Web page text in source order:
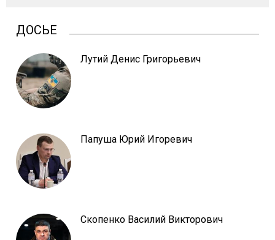
ДОСЬЕ
Лутий Денис Григорьевич
Папуша Юрий Игоревич
Скопенко Василий Викторович